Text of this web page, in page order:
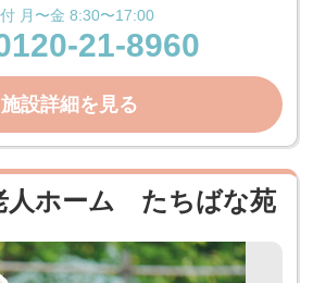
月〜金 8:30〜17:00
21-8960
施設詳細を見る
人ホーム たちばな苑